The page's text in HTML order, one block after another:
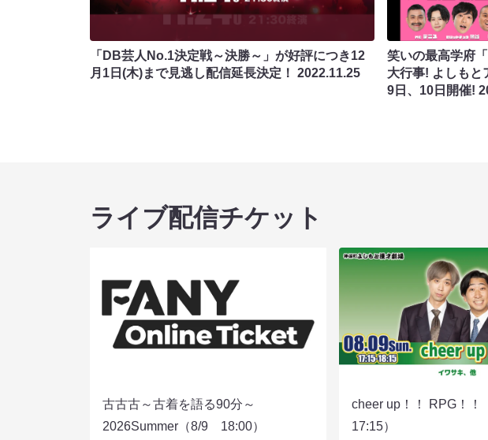
「DB芸人No.1決定戦～決勝～」が好評につき12
月1日(木)まで見逃し配信延長決定！ 2022.11.25
笑いの最高学府
大行事! よしもと
9日、10日開催!
ライブ配信チケット
古古古～古着を語る90分～
2026Summer（8/9 18:00）
cheer up！！ RPG！
17:15）